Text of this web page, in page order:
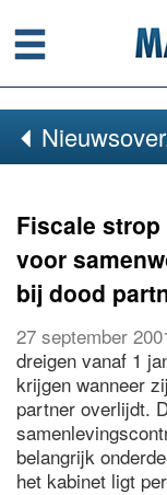
Menu
Fiscale
voor
bij dood
27 september
dreigen vanaf 1
krijgen wanneer
partner overlijdt.
belangrijk
het kabinet ligt